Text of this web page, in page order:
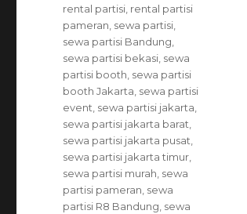
rental partisi rental partisi
pameran sewa partisi
sewa partisi Bandung
sewa partisi bekasi sewa
partisi booth sewa partisi
booth Jakarta sewa partisi
event sewa partisi jakarta
sewa partisi jakarta barat
sewa partisi jakarta pusat
sewa partisi jakarta timur
sewa partisi murah sewa
partisi pameran sewa
partisi R8 Bandung sewa